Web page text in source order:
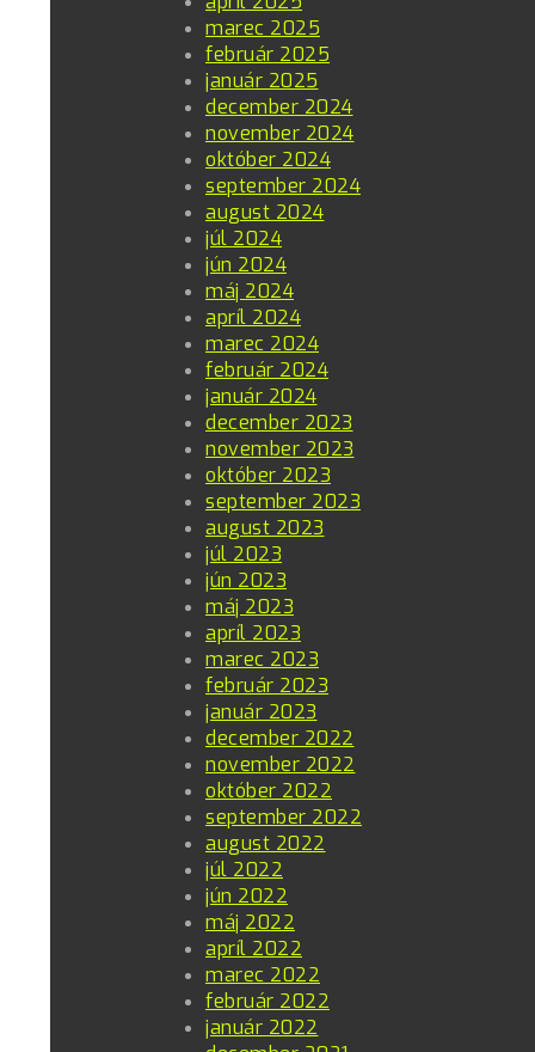
marec 2025
február 2025
január 2025
december 2024
november 2024
október 2024
september 2024
august 2024
júl 2024
jún 2024
máj 2024
apríl 2024
marec 2024
február 2024
január 2024
december 2023
november 2023
október 2023
september 2023
august 2023
júl 2023
jún 2023
máj 2023
apríl 2023
marec 2023
február 2023
január 2023
december 2022
november 2022
október 2022
september 2022
august 2022
júl 2022
jún 2022
máj 2022
apríl 2022
marec 2022
február 2022
január 2022